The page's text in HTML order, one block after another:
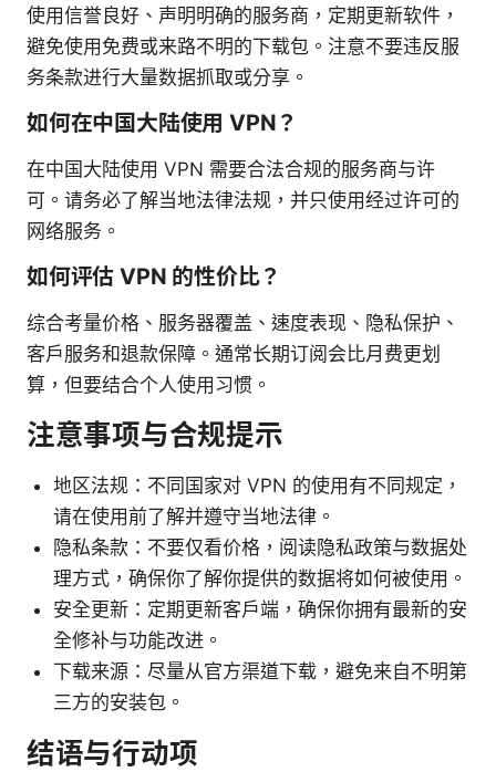
使用信誉良好、声明明确的服务商，定期更新软件，
避免使用免费或来路不明的下载包。注意不要违反服
务条款进行大量数据抓取或分享。
如何在中国大陆使用 VPN？
在中国大陆使用 VPN 需要合法合规的服务商与许
可。请务必了解当地法律法规，并只使用经过许可的
网络服务。
如何评估 VPN 的性价比？
综合考量价格、服务器覆盖、速度表现、隐私保护、
客户服务和退款保障。通常长期订阅会比月费更划
算，但要结合个人使用习惯。
注意事项与合规提示
地区法规：不同国家对 VPN 的使用有不同规定，
请在使用前了解并遵守当地法律。
隐私条款：不要仅看价格，阅读隐私政策与数据处
理方式，确保你了解你提供的数据将如何被使用。
安全更新：定期更新客户端，确保你拥有最新的安
全修补与功能改进。
下载来源：尽量从官方渠道下载，避免来自不明第
三方的安装包。
结语与行动项